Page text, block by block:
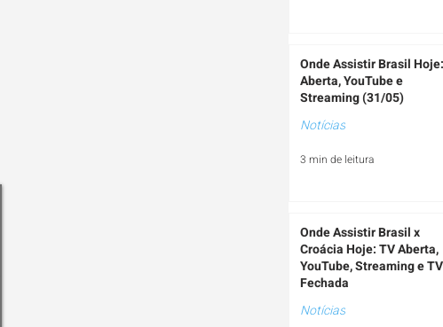
Onde Assistir Brasil
Aberta, YouTube e
Streaming (31/05)
Notícias
3 min de leitura
Onde Assistir Brasil x
Croácia Hoje: TV Aberta,
YouTube, Streaming e TV
Fechada
Notícias